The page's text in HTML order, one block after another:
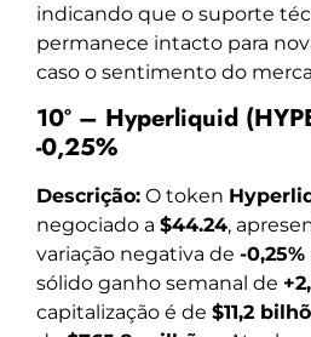
indicando que o suporte
permanece intacto para
caso o sentimento do
10º – Hyperliquid
-0,25%
Descrição: O token
negociado a $44.24,
variação negativa de -0,25%
sólido ganho semanal de
capitalização é de $11,2